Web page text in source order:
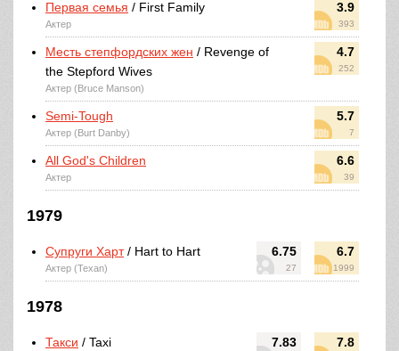
3.9
393
Первая семья / First Family
Актер
4.7
252
Месть степфордских жен / Revenge of
the Stepford Wives
Актер (Bruce Manson)
5.7
7
Semi-Tough
Актер (Burt Danby)
6.6
39
All God's Children
Актер
1979
6.75
27
6.7
1999
Супруги Харт/ Hart to Hart
Актер (Texan)
1978
7.83 7.8
Такси / Taxi